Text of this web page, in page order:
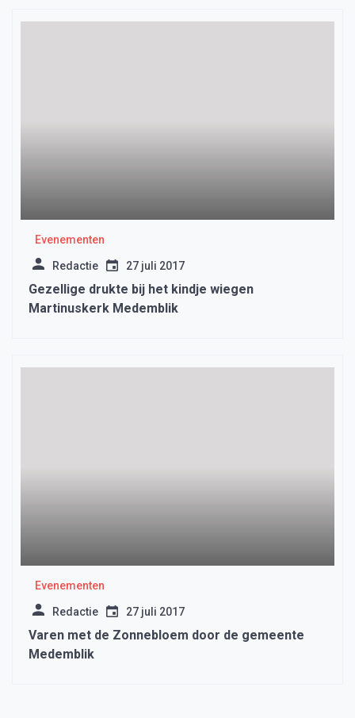
Evenementen
Redactie 27 juli 2017
Gezellige drukte bij het kindje wiegen
Martinuskerk Medemblik
Evenementen
Redactie 27 juli 2017
Varen met de Zonnebloem door de gemeente
Medemblik